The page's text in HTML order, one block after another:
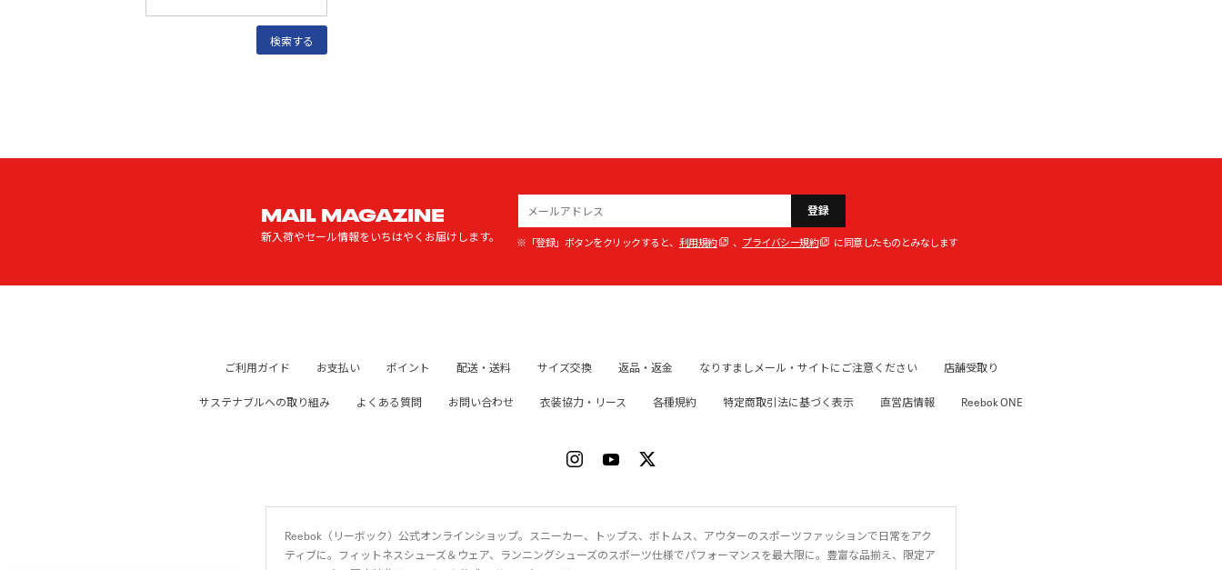
MAIL MAGAZINE
新入荷やセール情報をいちはやくお届けします。
登録
※「登録」ボタンをクリックすると、 利用規約 、 プライバシー規約 に同意したものとみなします
ご利用ガイド お支払い ポイント 配送・送料 サイズ交換 返品・返金 なりすましメール・サイトにご注意ください 店舗受取り
サステナブルへの取り組み よくある質問 お問い合わせ 衣装協力・リース 各種規約 特定商取引法に基づく表示 直営店情報 Reebok ONE
Reebok（リーボック）公式オンラインショップ。スニーカー、トップス、ボトムス、アウターのスポーツファッションで日常をアク
ティブに。フィットネスシューズ＆ウェア、ランニングシューズのスポーツ仕様でパフォーマンスを最大限に。豊富な品揃え、限定ア